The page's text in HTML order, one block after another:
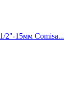
2"-15мм Сomisa...